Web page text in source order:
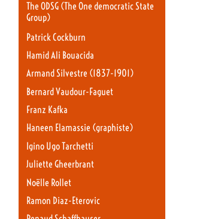
The ODSG (The One democratic State
Group)
Patrick Cockburn
Hamid Ali Bouacida
Armand Silvestre (1837-1901)
Bernard Vaudour-Faguet
Franz Kafka
Haneen Elamassie (graphiste)
Igino Ugo Tarchetti
Juliette Gheerbrant
Noëlle Rollet
Ramon Diaz-Eterovic